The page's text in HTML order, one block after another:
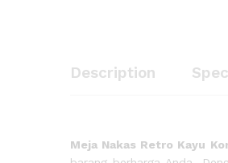
Description
Meja Nakas Retro Kayu